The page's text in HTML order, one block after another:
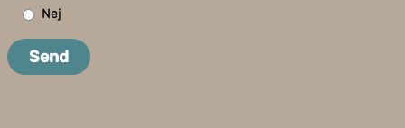
Nej
Send